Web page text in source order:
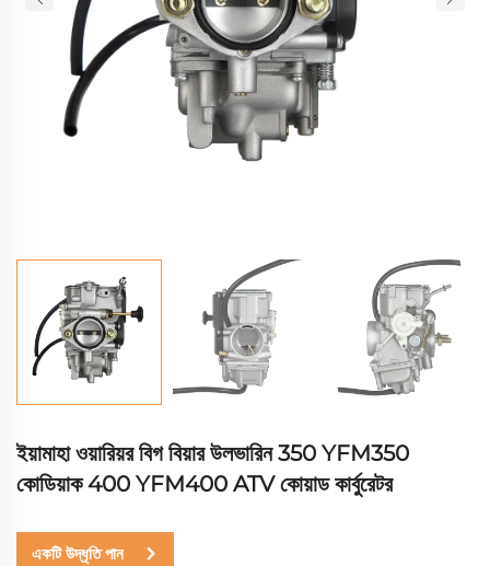
ইয়ামাহা ওয়ারিয়র বিগ বিয়ার উলভারিন 350 YFM350
কোডিয়াক 400 YFM400 ATV কোয়াড কার্বুরেটর
একটি উদ্ধৃতি পান